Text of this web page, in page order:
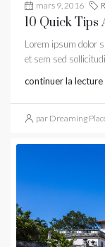
mars 9, 2016
10 Quick Tips
Lorem ipsum dolor
et sem sed
continuer la lecture
par Dreaming